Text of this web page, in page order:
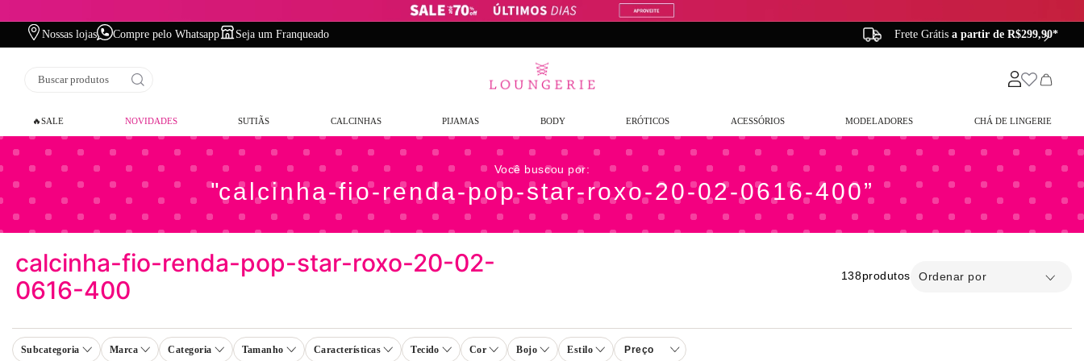
Nossas lojas Compre pelo Whatsapp Seja um Franqueado Entrega em até
Buscar produtos
🔥SALE NOVIDADES SUTIÃS CALCINHAS PIJAMAS BODY ERÓTICOS ACESSÓRIOS MODELADORES CHÁ DE LINGERIE
calcinha-fio-renda-pop-star-roxo-20-02-0616-400
calcinha-fio-renda-pop-star-roxo-20-02-
0616-400
138produtos Ordenar por
Categoria
Subcategoria Bojo
Características Cor Estilo
Marca Tamanho Tecido Preço